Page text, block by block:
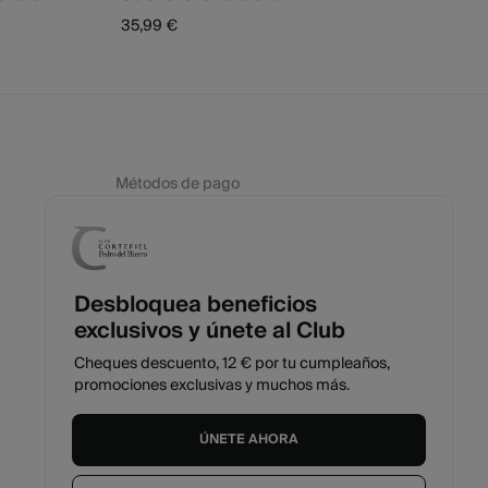
35,99 €
Métodos de pago
España Español
Desbloquea beneficios
exclusivos y únete al Club
Cheques descuento, 12 € por tu cumpleaños,
promociones exclusivas y muchos más.
ÚNETE AHORA